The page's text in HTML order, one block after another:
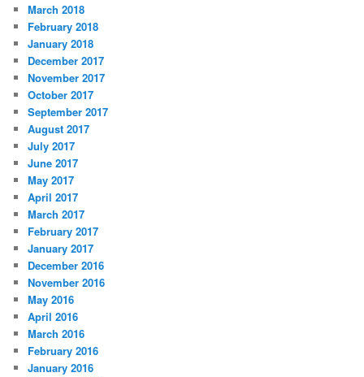
March 2018
February 2018
January 2018
December 2017
November 2017
October 2017
September 2017
August 2017
July 2017
June 2017
May 2017
April 2017
March 2017
February 2017
January 2017
December 2016
November 2016
May 2016
April 2016
March 2016
February 2016
January 2016